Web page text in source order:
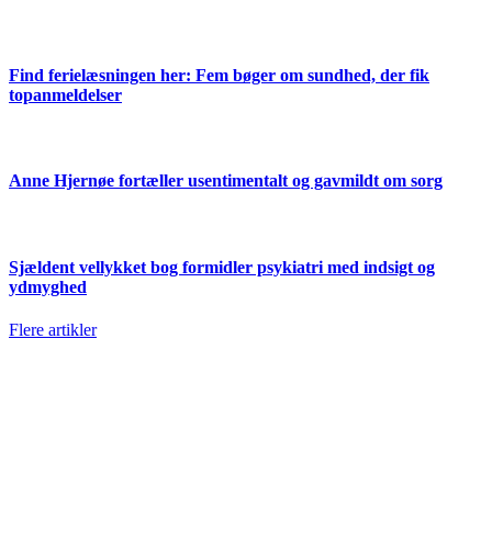
Find ferielæsningen her: Fem bøger om sundhed, der fik
topanmeldelser
Anne Hjernøe fortæller usentimentalt og gavmildt om sorg
Sjældent vellykket bog formidler psykiatri med indsigt og
ydmyghed
Flere artikler